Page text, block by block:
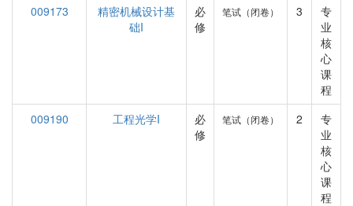
009173
精密机械设计基
础I
必
修
笔试（闭卷） 3
专
业
核
心
课
程
009190
工程光学I
必
修
笔试（闭卷） 2
专
业
核
心
课
程